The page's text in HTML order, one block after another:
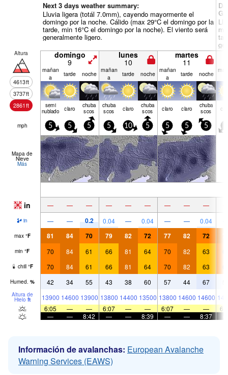
Next 3 days weather summary:
Lluvia ligera (totál 7.0mm), cayendo mayormente el
domingo por la noche. Cálido (max 29°C el domingo por la
tarde, min 16°C el domingo por la noche). El viento será
generalmente ligero.
Altura
4613ft
3737ft
2861ft
domingo
9
lunes
10
martes
11
mañan
a
tarde noche mañan
a
tarde noche mañan
a
tarde noche
semi
nublado claro chuba
scos
chuba
scos claro chuba
scos claro claro chuba
scos
mph 5 5 5 5 10 5 5 5 5
Mapa de
Nieve
Más
in — — — — — — — — —
in — — 0.2 0.04 — 0.04 — — 0.04
max °F 81 84 70 79 82 72 77 82 72
min °F 70 84 61 66 81 64 70 82 63
chill °F 70 84 61 66 81 64 70 82 63
Humed. % 42 34 55 43 38 60 57 44 67
Altura de
Hielo ft 13900 14600 13900 13800 14400 13500 13800 14600 14600
6:05
— — 6:07 — — 6:07 — —
—
— 8:42 — — 8:39 — — 8:37
Información de avalanchas: European Avalanche
Warning Services (EAWS)